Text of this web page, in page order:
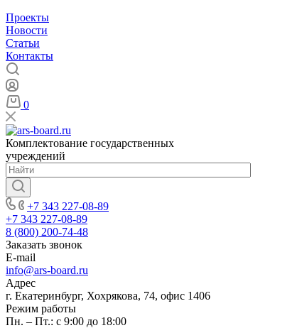
Проекты
Новости
Статьи
Контакты
0
Комплектование государственных
учреждений
+7 343 227-08-89
+7 343 227-08-89
8 (800) 200-74-48
Заказать звонок
E-mail
info@ars-board.ru
Адрес
г. Екатеринбург, Хохрякова, 74, офис 1406
Режим работы
Пн. – Пт.: с 9:00 до 18:00